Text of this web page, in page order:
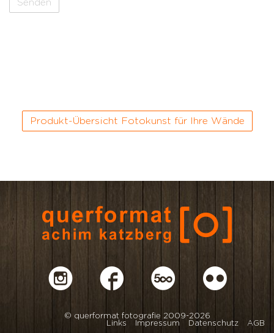
Produkt-Übersicht Fotokunst für Ihre Wände
© querformat fotografie 2009-2026
Links
Impressum Datenschutz AGB